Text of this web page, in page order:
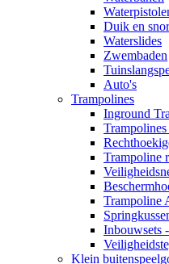
Duik en
Waterslides
Zwembaden
Auto's
Trampolines
Inground
Trampoline
Trampoline
Inbouwsets
Klein